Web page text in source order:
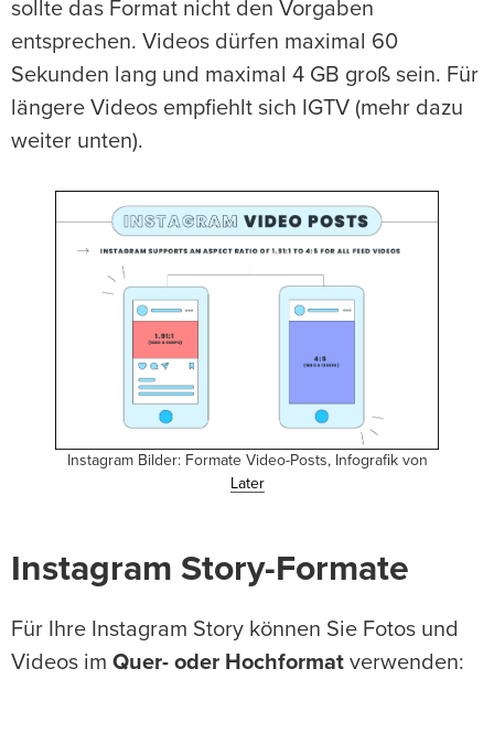
sollte das Format nicht den Vorgaben
entsprechen. Videos dürfen maximal 60
Sekunden lang und maximal 4 GB groß sein. Für
längere Videos empfiehlt sich IGTV (mehr dazu
weiter unten).
Instagram Bilder: Formate Video-Posts, Infografik von
Later
Instagram Story-Formate
Für Ihre Instagram Story können Sie Fotos und
Videos im Quer- oder Hochformat verwenden: